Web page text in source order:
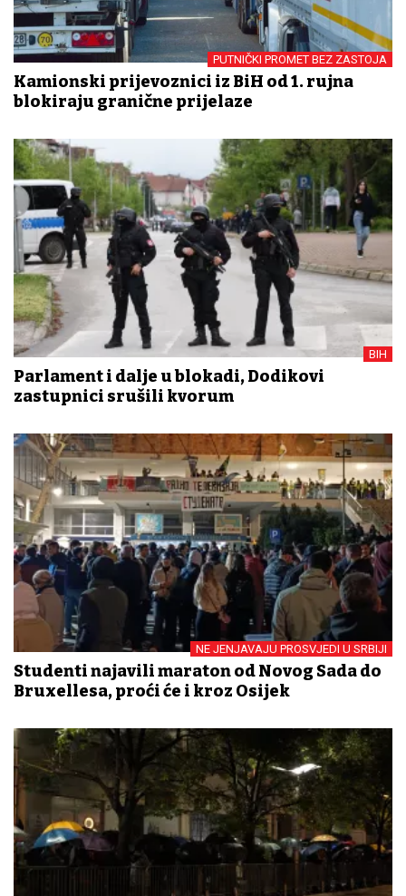
PUTNIČKI PROMET BEZ ZASTOJA
Kamionski prijevoznici iz BiH od 1. rujna
blokiraju granične prijelaze
BIH
Parlament i dalje u blokadi, Dodikovi
zastupnici srušili kvorum
NE JENJAVAJU PROSVJEDI U SRBIJI
Studenti najavili maraton od Novog Sada do
Bruxellesa, proći će i kroz Osijek